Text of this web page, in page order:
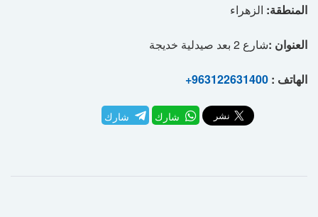
المنطقة: الزهراء
العنوان :شارع 2 بعد صيدلية خديجة
الهاتف : +963122631400
شارك شارك